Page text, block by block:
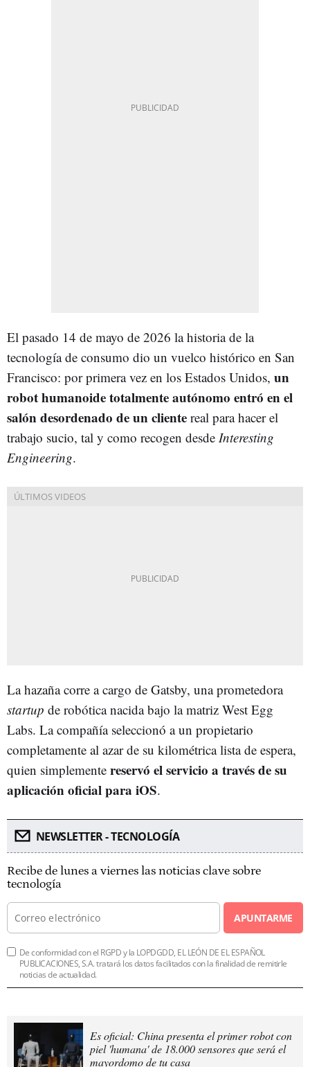
El pasado 14 de mayo de 2026 la historia de la
tecnología de consumo dio un vuelco histórico en San
Francisco: por primera vez en los Estados Unidos, un
robot humanoide totalmente autónomo entró en el
salón desordenado de un cliente real para hacer el
trabajo sucio, tal y como recogen desde Interesting
Engineering.
La hazaña corre a cargo de Gatsby, una prometedora
startup de robótica nacida bajo la matriz West Egg
Labs. La compañía seleccionó a un propietario
completamente al azar de su kilométrica lista de espera,
quien simplemente reservó el servicio a través de su
aplicación oficial para iOS.
NEWSLETTER - TECNOLOGÍA
Recibe de lunes a viernes las noticias clave sobre
tecnología
APUNTARME
De conformidad con el RGPD y la LOPDGDD, EL LEÓN DE EL ESPAÑOL
PUBLICACIONES, S.A. tratará los datos facilitados con la finalidad de remitirle
noticias de actualidad.
Es oficial: China presenta el primer robot con
piel 'humana' de 18.000 sensores que será el
mayordomo de tu casa